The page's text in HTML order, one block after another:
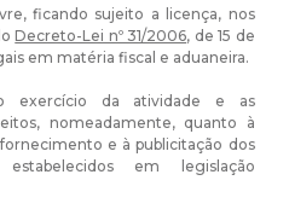
ficando sujeito a licença, nos
Decreto-Lei nº 31/2006, de 15 de
em matéria fiscal e aduaneira.
exercício da atividade e as
nomeadamente, quanto à
e à publicitação dos
em legislação